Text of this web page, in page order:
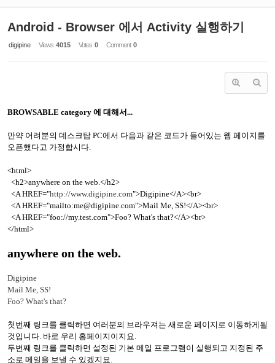
Android - Browser 에서 Activity 실행하기
digipine Views 4015 Votes 0 Comment 0
BROWSABLE category 에 대해서...
만약 어려분의 데스크탑 PC에서 다음과 같은 코드가 들어있는 웹 페이지를
오픈했다고 가정합시다.
<html>
<h2>anywhere on the web.</h2>
<A HREF="http://www.digipine.com">Digipine</A><br>
<A HREF="mailto:me@digipine.com">Mail Me, SS!</A><br>
<A HREF="foo://my.test.com">Foo? What's that?</A><br>
</html>
anywhere on the web.
Digipine
Mail Me, SS!
Foo? What's that?
첫번째 링크를 클릭하면 여러분의 브라우져는 새로운 페이지로 이동하게될
것입니다. 바로 우리 홈페이지이지요.
두번째 링크를 클릭하면 설정된 기본 메일 프로그램이 실행되고 지정된 주
소로 메일을 보낼 수 있겠지요.